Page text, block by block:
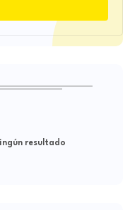
resultado